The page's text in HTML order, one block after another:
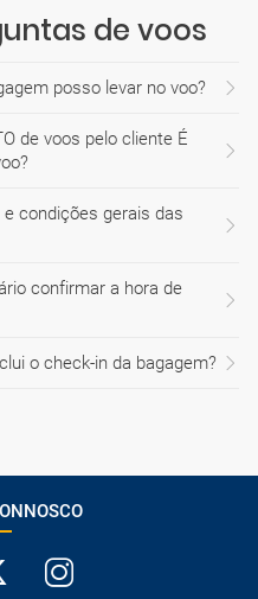
de voos
posso levar no voo?
de voos pelo cliente É
condições gerais das
confirmar a hora de
o check-in da bagagem?